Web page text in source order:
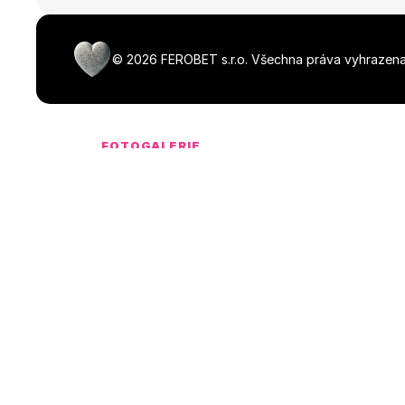
© 2026 FEROBET s.r.o. Všechna práva
FOTOGALERIE